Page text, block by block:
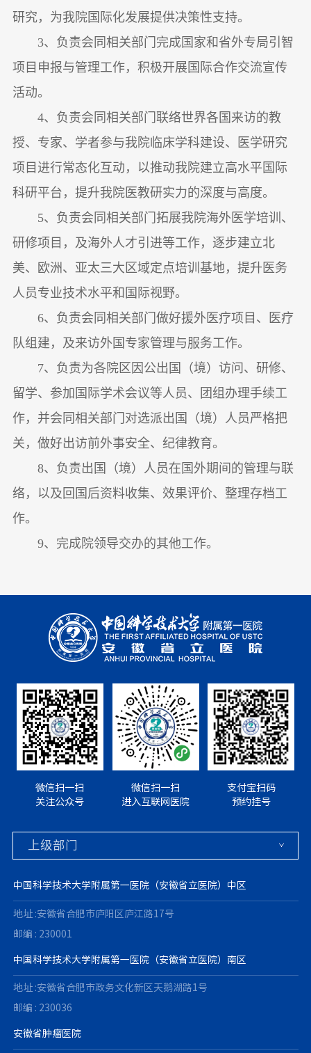
研究，为我院国际化发展提供决策性支持。
3、负责会同相关部门完成国家和省外专局引智
项目申报与管理工作，积极开展国际合作交流宣传
活动。
4、负责会同相关部门联络世界各国来访的教
授、专家、学者参与我院临床学科建设、医学研究
项目进行常态化互动，以推动我院建立高水平国际
科研平台，提升我院医教研实力的深度与高度。
5、负责会同相关部门拓展我院海外医学培训、
研修项目，及海外人才引进等工作，逐步建立北
美、欧洲、亚太三大区域定点培训基地，提升医务
人员专业技术水平和国际视野。
6、负责会同相关部门做好援外医疗项目、医疗
队组建，及来访外国专家管理与服务工作。
7、负责为各院区因公出国（境）访问、研修、
留学、参加国际学术会议等人员、团组办理手续工
作，并会同相关部门对选派出国（境）人员严格把
关，做好出访前外事安全、纪律教育。
8、负责出国（境）人员在国外期间的管理与联
络，以及回国后资料收集、效果评价、整理存档工
作。
9、完成院领导交办的其他工作。
微信扫一扫
关注公众号
微信扫一扫
进入互联网医院
支付宝扫码
预约挂号
中国科学技术大学附属第一医院（安徽省立医院）中区
地址 :安徽省合肥市庐阳区庐江路17号
邮编 : 230001
中国科学技术大学附属第一医院（安徽省立医院）南区
地址 :安徽省合肥市政务文化新区天鹅湖路1号
邮编 : 230036
安徽省肿瘤医院